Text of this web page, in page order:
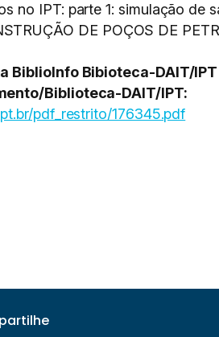
no IPT: parte 1: simulação de
DE POÇOS DE
BiblioInfo Bibioteca-DAIT/
Biblioteca-DAIT/IPT:
pdf_restrito/176345.pdf